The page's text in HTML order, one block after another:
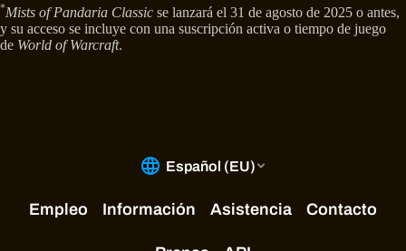
*Mists of Pandaria Classic se lanzará el 31 de agosto de 2025 o antes,
y su acceso se incluye con una suscripción activa o tiempo de juego
de World of Warcraft.